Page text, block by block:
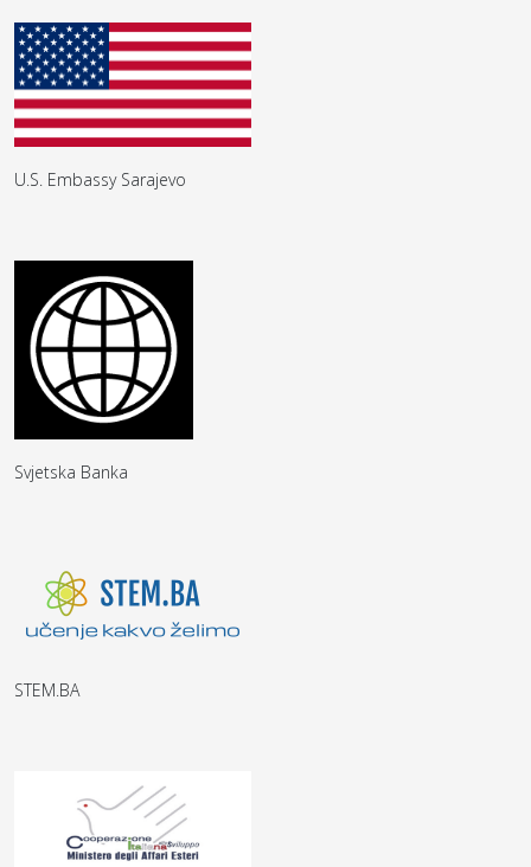
U.S. Embassy Sarajevo
Svjetska Banka
STEM.BA